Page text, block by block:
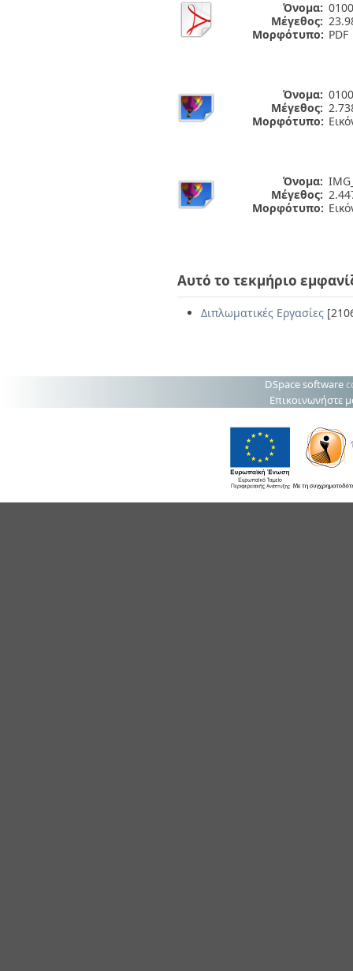
Όνομα:
Μέγεθος:
Μορφότυπο: PDF
Όνομα:
Μέγεθος:
Μορφότυπο:
Όνομα:
Μέγεθος:
Μορφότυπο:
Αυτό το τεκμήριο
Διπλωματικές Εργασίες
DSpace software
Επικοινωνήστε